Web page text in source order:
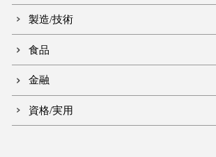
製造/技術
食品
金融
資格/実用